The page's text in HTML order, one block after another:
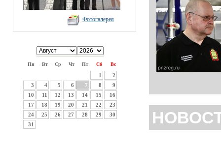
Фотогалерея
Пн Вт Ср Чт Пт Сб Вс
1
2
3
4 5 6 7 8
9
10
11 12 13 14 15
16
17
18 19 20 21 22
23
24
25 26 27 28 29
30
31